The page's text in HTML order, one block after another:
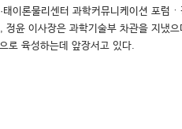
이론물리센터 과학커뮤니케이션 포럼
윤 이사장은 과학기술부 차관을 지냈
로 육성하는데 앞장서고 있다.